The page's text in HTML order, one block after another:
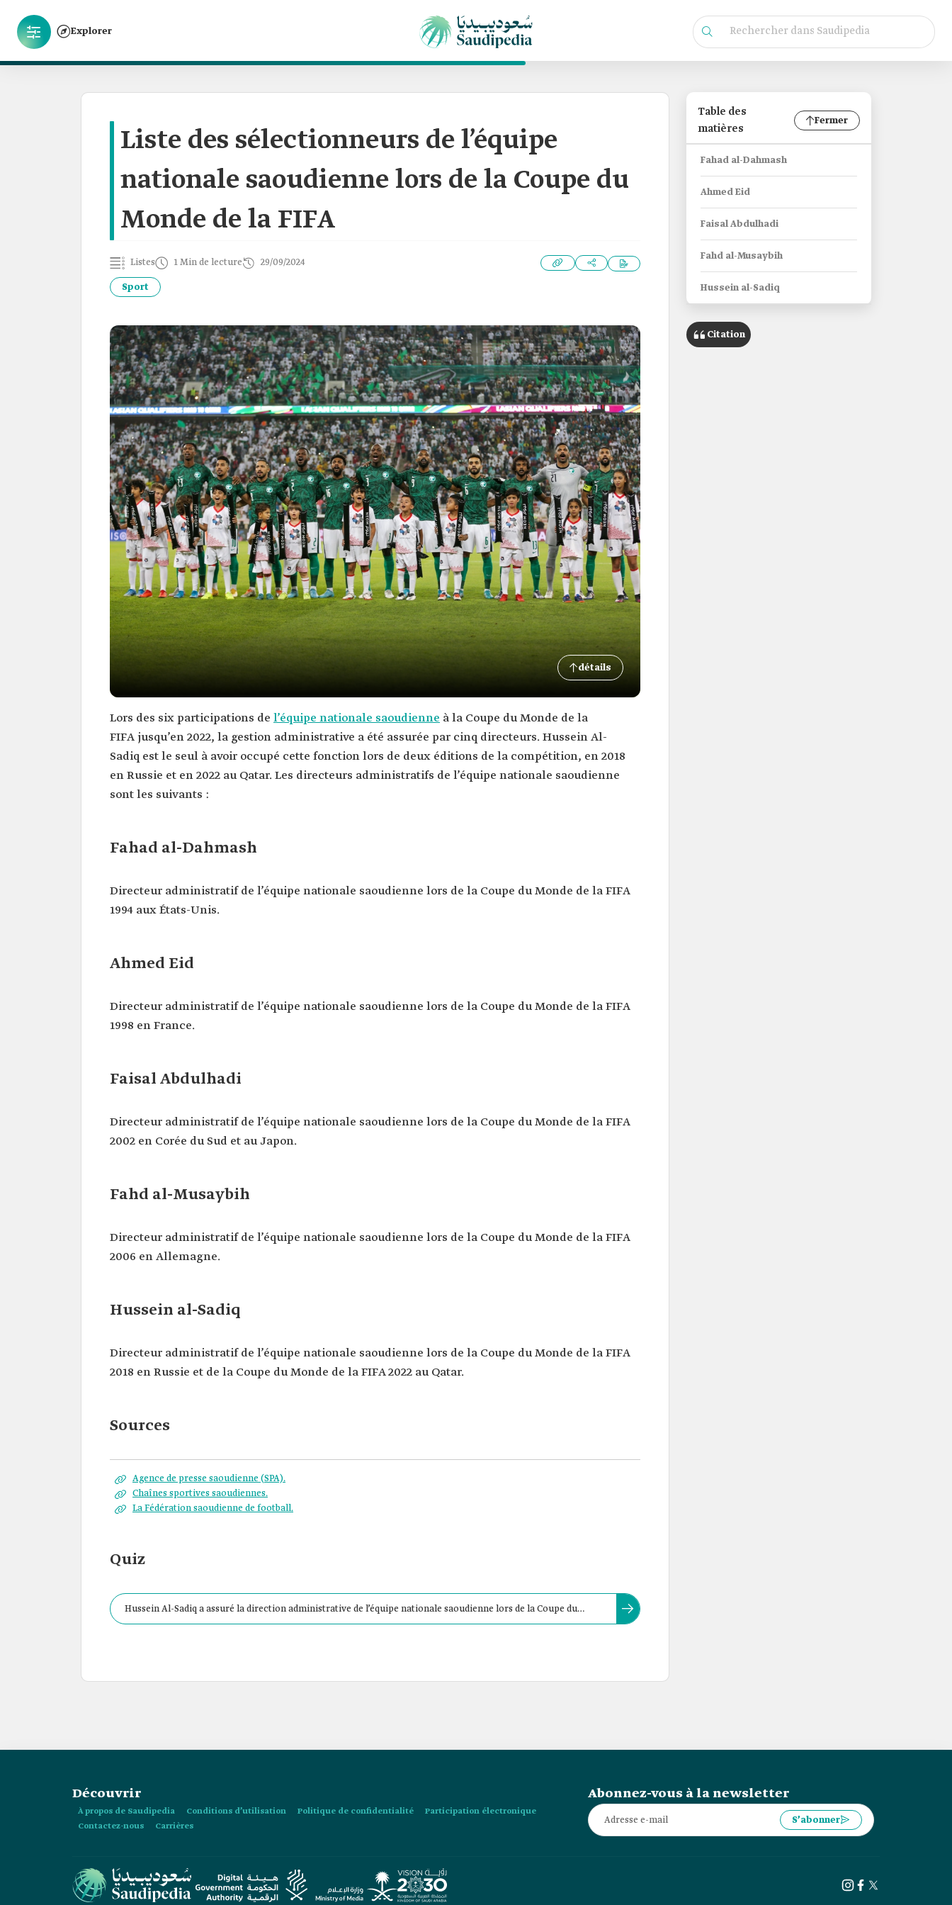
Explorer
Liste des sélectionneurs de l’équipe
nationale saoudienne lors de la Coupe du
Monde de la FIFA
Listes 1 Min de lecture 29/09/2024
Sport
détails
Lors des six participations de l’équipe nationale saoudienne à la Coupe du Monde de la
FIFA jusqu’en 2022, la gestion administrative a été assurée par cinq directeurs. Hussein Al-
Sadiq est le seul à avoir occupé cette fonction lors de deux éditions de la compétition, en 2018
en Russie et en 2022 au Qatar. Les directeurs administratifs de l’équipe nationale saoudienne
sont les suivants :
Fahad al-Dahmash
Directeur administratif de l’équipe nationale saoudienne lors de la Coupe du Monde de la FIFA
1994 aux États-Unis.
Ahmed Eid
Directeur administratif de l’équipe nationale saoudienne lors de la Coupe du Monde de la FIFA
1998 en France.
Faisal Abdulhadi
Directeur administratif de l’équipe nationale saoudienne lors de la Coupe du Monde de la FIFA
2002 en Corée du Sud et au Japon.
Fahd al-Musaybih
Directeur administratif de l’équipe nationale saoudienne lors de la Coupe du Monde de la FIFA
2006 en Allemagne.
Hussein al-Sadiq
Directeur administratif de l’équipe nationale saoudienne lors de la Coupe du Monde de la FIFA
2018 en Russie et de la Coupe du Monde de la FIFA 2022 au Qatar.
Sources
Agence de presse saoudienne (SPA).
Chaînes sportives saoudiennes.
La Fédération saoudienne de football.
Quiz
Hussein Al-Sadiq a assuré la direction administrative de l’équipe nationale saoudienne lors de la Coupe du
Table des
matières
Fermer
Fahad al-Dahmash
Ahmed Eid
Faisal Abdulhadi
Fahd al-Musaybih
Hussein al-Sadiq
Citation
Découvrir
À propos de Saudipedia Conditions d’utilisation Politique de confidentialité
Participation électronique
Contactez-nous
Carrières
Abonnez-vous à la newsletter
S’abonner